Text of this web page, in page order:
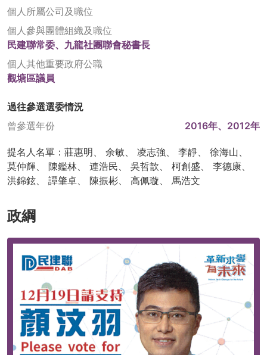
個人所屬公司及職位
個人參與團體組織及職位
民建聯常委、九龍社團聯會秘書長
個人其他重要政府公職
觀塘區議員
過往參選選委情況
曾參選年份
2016年、2012年
提名人名單：莊惠明、 余敏、 凌志強、 李靜、 徐海山、
莫仲輝、 陳鑑林、 連浩民、 吳哲歆、 柯創盛、 李德康、
洪錦鉉、 譚肇卓、 陳振彬、 高佩璇、 馬浩文
政綱